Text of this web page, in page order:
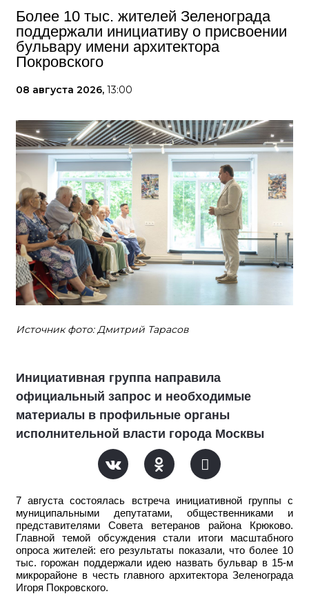
Более 10 тыс. жителей Зеленограда
поддержали инициативу о присвоении
бульвару имени архитектора
Покровского
08 августа 2026, 13:00
Источник фото: Дмитрий Тарасов
Инициативная группа направила
официальный запрос и необходимые
материалы в профильные органы
исполнительной власти города Москвы
7 августа состоялась встреча инициативной группы с
муниципальными депутатами, общественниками и
представителями Совета ветеранов района Крюково.
Главной темой обсуждения стали итоги масштабного
опроса жителей: его результаты показали, что более 10
тыс. горожан поддержали идею назвать бульвар в 15-м
микрорайоне в честь главного архитектора Зеленограда
Игоря Покровского.